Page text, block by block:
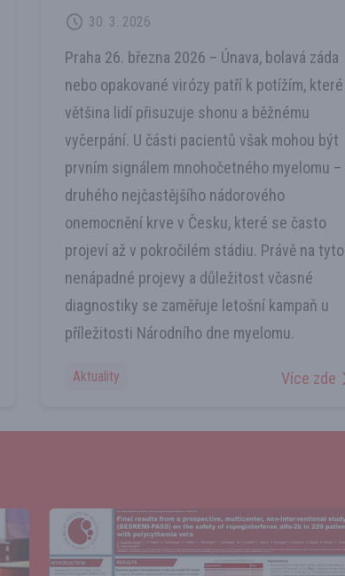
30. 3. 2026
Praha 26. března 2026 –⁠⁠⁠⁠⁠⁠ Únava, bolavá záda
nebo opakované virózy patří k potížím, které
většina lidí přisuzuje shonu a běžnému
vyčerpání. U části pacientů však mohou být
prvním signálem mnohočetného myelomu –
druhého nejčastějšího nádorového
onemocnění krve v Česku, které se často
projeví až v pokročilém stádiu. Právě na tyto
nenápadné projevy a důležitost včasné
diagnostiky se zaměřuje letošní kampaň u
příležitosti Národního dne myelomu.
Aktuality Více zde